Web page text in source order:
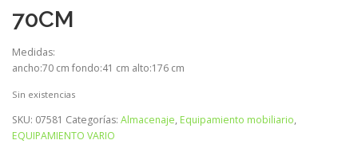
70CM
Medidas:
ancho:70 cm fondo:41 cm alto:176 cm
Sin existencias
SKU: 07581 Categorías: Almacenaje, Equipamiento mobiliario,
EQUIPAMIENTO VARIO